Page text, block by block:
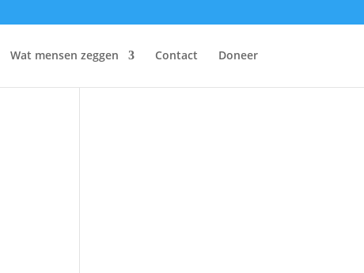
Wat mensen zeggen Contact Doneer